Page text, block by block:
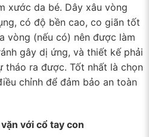
xước da bé. Dây xâu vòng
có độ bền cao, co giãn tốt
vòng (nếu có) nên được làm
gây dị ứng, và thiết kế phải
tháo ra được. Tốt nhất là chọn
chỉnh để đảm bảo an toàn
với cổ tay con